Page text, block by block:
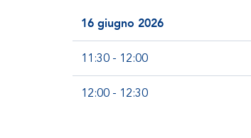
16 giugno 2026
11:30 - 12:00
12:00 - 12:30